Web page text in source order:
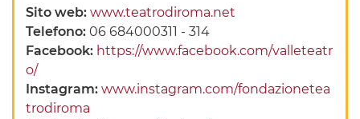
Sito web:www.teatrodiroma.net
Telefono:06 684000311 - 314
Facebook: https://www.facebook.com/valleteatr
o/
Instagram:www.instagram.com/fondazionetea
trodiroma